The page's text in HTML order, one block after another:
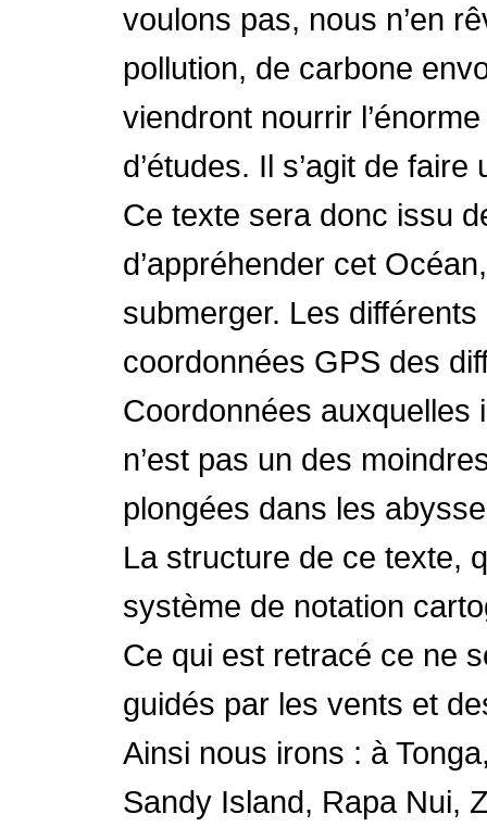
voulons pas, nous n’en
pollution, de carbone
viendront nourrir
d’études. Il s’agit de
Ce texte sera donc issu
d’appréhender cet
submerger. Les
coordonnées GPS des
Coordonnées auxquelles
n’est pas un des
plongées dans les
La structure de ce texte,
système de notation
Ce qui est retracé ce ne
guidés par les vents et
Ainsi nous irons : à
Sandy Island, Rapa Nui,